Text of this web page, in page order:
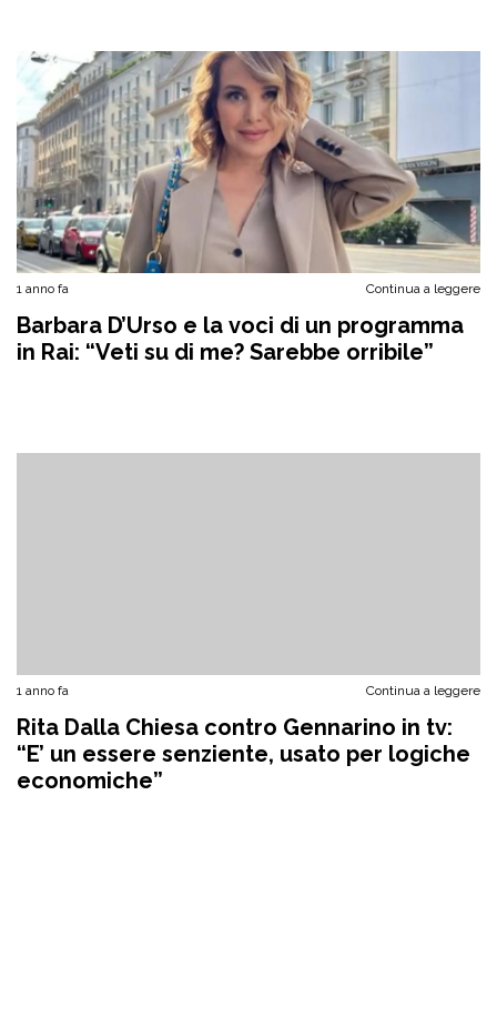
1 anno fa Continua a leggere
Barbara D’Urso e la voci di un programma
in Rai: “Veti su di me? Sarebbe orribile”
1 anno fa Continua a leggere
Rita Dalla Chiesa contro Gennarino in tv:
“E’ un essere senziente, usato per logiche
economiche”